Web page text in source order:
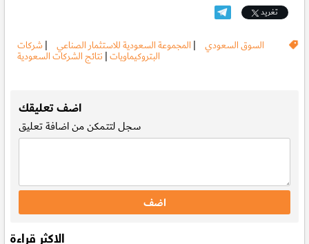
تغريد
السوق السعودي | المجموعة السعودية للاستثمار الصناعي |شركات
البتروكيماويات| نتائج الشركات السعودية
اضف تعليقك
سجللتتمكن من اضافة تعليق
الاكثر قراءة